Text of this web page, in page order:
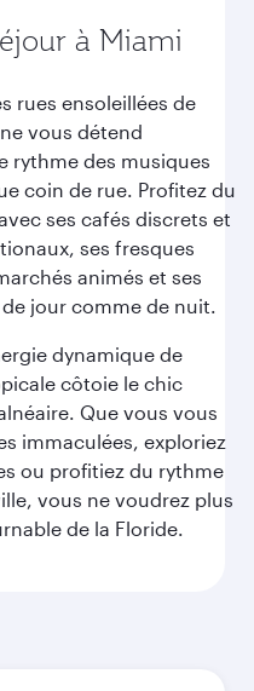
à Miami
rues ensoleillées de
vous détend
rythme des musiques
coin de rue. Profitez du
ses cafés discrets et
ses fresques
animés et ses
jour comme de nuit.
dynamique de
côtoie le chic
Que vous vous
immaculées, exploriez
ou profitiez du rythme
vous ne voudrez plus
de la Floride.